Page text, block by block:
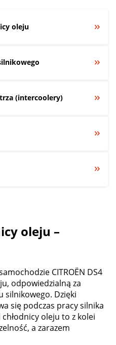
oleju
(intercoolery)
oleju –
CITROËN DS4
odpowiedzialną za
Dzięki
się podczas pracy silnika
oleju to z kolei
a zarazem